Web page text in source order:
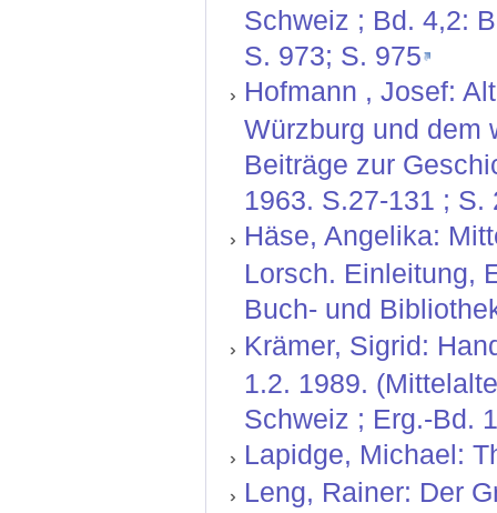
Schweiz ; Bd. 4,2:
S. 973; S. 975
Hofmann , Josef:
Würzburg und dem
Beiträge zur
1963. S.27-131 ; S.
Häse, Angelika:
Lorsch. Einleitung,
Buch- und
Krämer, Sigrid:
1.2. 1989.
Schweiz ; Erg.-Bd.
Lapidge, Michael:
Leng, Rainer: Der